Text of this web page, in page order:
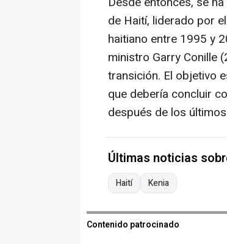
de Haití, liderado por
haitiano entre 1995 y
ministro Garry Conille
transición. El objetivo
que debería concluir
después de los
Últimas noticias
Haití Kenia
Contenido patrocinado